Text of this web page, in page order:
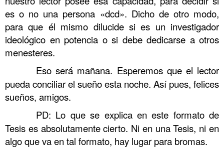
es o no una persona «dcd». Dicho de otro modo,
para que él mismo dilucide si es un investigador
ideológico en potencia o si debe dedicarse a otros
menesteres.
Eso será mañana. Esperemos que el lector
pueda conciliar el sueño esta noche. Así pues, felices
sueños, amigos.
PD: Lo que se explica en este formato de
Tesis es absolutamente cierto. Ni en una Tesis, ni en
algo que va en tal formato, hay lugar para bromas.